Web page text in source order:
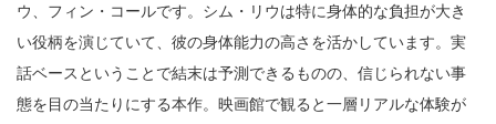
ウ、フィン・コールです。シム・リウは特に身体的な負担が大き
い役柄を演じていて、彼の身体能力の高さを活かしています。実
話ベースということで結末は予測できるものの、信じられない事
態を目の当たりにする本作。映画館で観ると一層リアルな体験が